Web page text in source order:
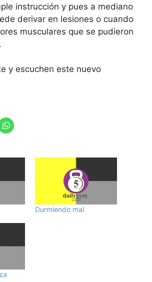
instrucción y pues a mediano
derivar en lesiones o cuando
musculares que se pudieron
y escuchen este nuevo
Durmiendo mal